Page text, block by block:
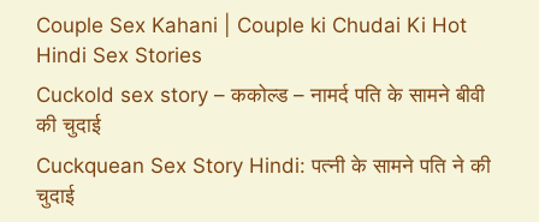
Couple Sex Kahani | Couple ki Chudai Ki Hot
Hindi Sex Stories
Cuckold sex story – ककोल्ड – नामर्द पति के सामने बीवी
की चुदाई
Cuckquean Sex Story Hindi: पत्नी के सामने पति ने की
चुदाई